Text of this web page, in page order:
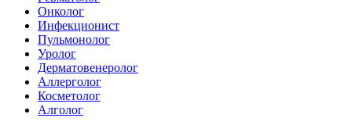
Онколог
Инфекционист
Пульмонолог
Уролог
Дерматовенеролог
Аллерголог
Косметолог
Алголог